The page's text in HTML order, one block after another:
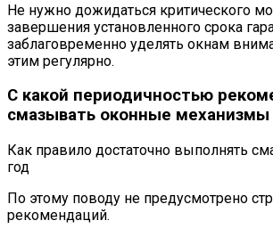
Не нужно дожидаться критического
завершения установленного срока
заблаговременно уделять окнам
этим регулярно.
С какой периодичностью
смазывать оконные механизмы
Как правило достаточно выполнять
год
По этому поводу не предусмотрено
рекомендаций.